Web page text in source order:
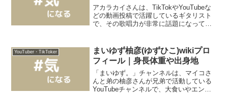
アカラカイさんは、TikTokやYouTubeな
どの動画投稿で活躍しているギタリスト
で、その歌唱力が非常に話題になってい
たらいいのか透明感があって癒される声
です。そんな...
YouTuber・TikToker
まいゆず柚彦(ゆずひこ)wikiプロ
フィール｜身長体重や出身地
「まいゆず。」チャンネルは、マイコさ
んと弟の柚彦さんが兄弟で活動している
YouTubeチャンネルで、大食いやエンタ